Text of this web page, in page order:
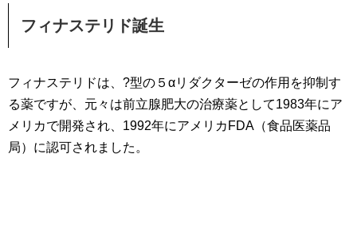
フィナステリド誕生
フィナステリドは、?型の５αリダクターゼの作用を抑制す
る薬ですが、元々は前立腺肥大の治療薬として1983年にア
メリカで開発され、1992年にアメリカFDA（食品医薬品
局）に認可されました。